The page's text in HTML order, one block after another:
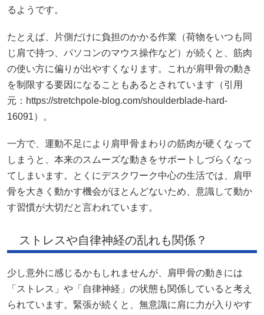
るようです。
たとえば、片側だけに負担のかかる作業（荷物をいつも同
じ肩で持つ、パソコンのマウス操作など）が続くと、筋肉
の使い方に偏りが出やすくなります。これが肩甲骨の動き
を制限する要因になることもあるとされています（引用
元：https://stretchpole-blog.com/shoulderblade-hard-
16091）。
一方で、運動不足により肩甲骨まわりの筋肉が硬くなって
しまうと、本来のスムーズな動きをサポートしづらくなっ
てしまいます。とくにデスクワーク中心の生活では、肩甲
骨を大きく動かす機会がほとんどないため、意識して動か
す習慣が大切だと言われています。
ストレスや自律神経の乱れも関係？
少し意外に感じるかもしれませんが、肩甲骨の動きには
「ストレス」や「自律神経」の状態も関係していると考え
られています。緊張が続くと、無意識に肩に力が入りやす